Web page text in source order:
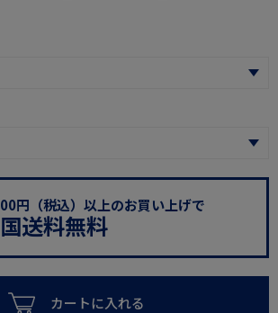
円（税込）以上のお買い上げで
送料無料
カートに入れる